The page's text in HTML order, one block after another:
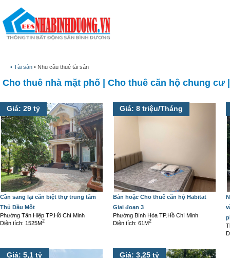
• Tài sản • Nhu cầu thuê tài sản
Cho thuê nhà mặt phố Cho thuê căn hộ chung cư
Giá: 29 tỷ
Cần sang lại căn biệt thự trung tâm
Thủ Dầu Một
Phường Tân Hiệp TP.Hồ Chí Minh
Diện tích: 1525M2
Giá: 8 triệu/Tháng
Bán hoặc Cho thuê căn hộ Habitat
Giai đoạn 3
Phường Bình Hòa TP.Hồ Chí Minh
Diện tích: 61M2
Giá: 5,1 tỷ Giá: 3,25 tỷ